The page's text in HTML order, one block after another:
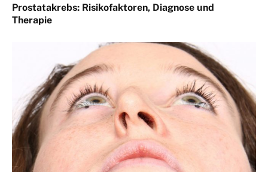
Prostatakrebs: Risikofaktoren, Diagnose und
Therapie